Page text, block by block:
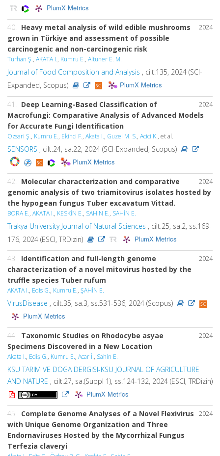
PlumX Metrics
2024
40. Heavy metal analysis of wild edible mushrooms
grown in Türkiye and assessment of possible
carcinogenic and non-carcinogenic risk
Turhan Ş., AKATA I., Kumru E., Altuner E. M.
Journal of Food Composition and Analysis , cilt.135, 2024 (SCI-
Expanded, Scopus)
PlumX Metrics
2024
41. Deep Learning-Based Classification of
Macrofungi: Comparative Analysis of Advanced Models
for Accurate Fungi Identification
Ozsari Ş., Kumru E., Ekinci F., Akata I., Guzel M. S., Acici K., et al.
SENSORS , cilt.24, sa.22, 2024 (SCI-Expanded, Scopus)
PlumX Metrics
2024
42. Molecular characterization and comparative
genomic analysis of two triamitovirus isolates hosted by
the hypogean fungus Tuber excavatum Vittad.
BORA E., AKATA I., KESKİN E., SAHİN E., SAHİN E.
Trakya University Journal of Natural Sciences , cilt.25, sa.2, ss.169-
176, 2024 (ESCI, TRDizin)
PlumX Metrics
2024
43. Identification and full-length genome
characterization of a novel mitovirus hosted by the
truffle species Tuber rufum
AKATA I., Edis G., Kumru E., ŞAHİN E.
VirusDisease , cilt.35, sa.3, ss.531-536, 2024 (Scopus)
PlumX Metrics
2024
44. Taxonomic Studies on Rhodocybe asyae
Specimens Discovered in a New Location
Akata I., Ediş G., Kumru E., Acar İ., Sahin E.
KSU TARIM VE DOGA DERGISI-KSU JOURNAL OF AGRICULTURE
AND NATURE , cilt.27, sa.(Suppl 1), ss.124-132, 2024 (ESCI, TRDizin)
PlumX Metrics
2024
45. Complete Genome Analyses of a Novel Flexivirus
with Unique Genome Organization and Three
Endornaviruses Hosted by the Mycorrhizal Fungus
Terfezia claveryi